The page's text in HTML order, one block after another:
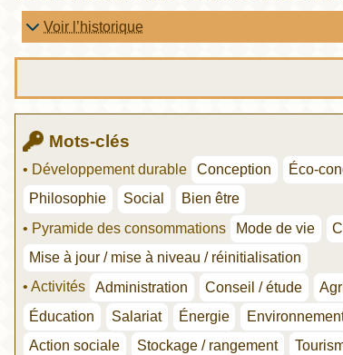
Voir l’historique
Mots-clés
• Développement durable Conception Éco-
Philosophie
Social
Bien être
• Pyramide des consommations
Mode de vie
Mise à jour / mise à niveau / réinitialisation
• Activités
Administration Conseil / étude
Éducation
Salariat Énergie
Action sociale
Stockage / rangement